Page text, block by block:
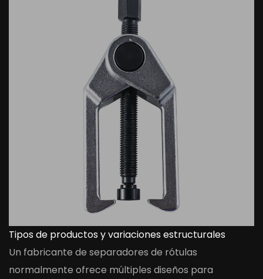
Tipos de productos y variaciones estructurales
Un fabricante de separadores de rótulas
normalmente ofrece múltiples diseños para